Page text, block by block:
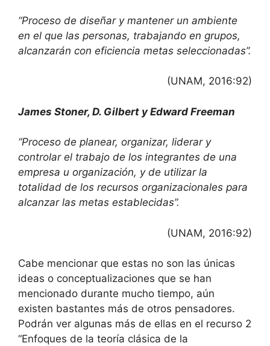
“Proceso de diseñar y mantener un ambiente
en el que las personas, trabajando en grupos,
alcanzarán con eficiencia metas seleccionadas”.
(UNAM, 2016:92)
James Stoner, D. Gilbert y Edward Freeman
“Proceso de planear, organizar, liderar y
controlar el trabajo de los integrantes de una
empresa u organización, y de utilizar la
totalidad de los recursos organizacionales para
alcanzar las metas establecidas”.
(UNAM, 2016:92)
Cabe mencionar que estas no son las únicas
ideas o conceptualizaciones que se han
mencionado durante mucho tiempo, aún
existen bastantes más de otros pensadores.
Podrán ver algunas más de ellas en el recurso 2
“Enfoques de la teoría clásica de la